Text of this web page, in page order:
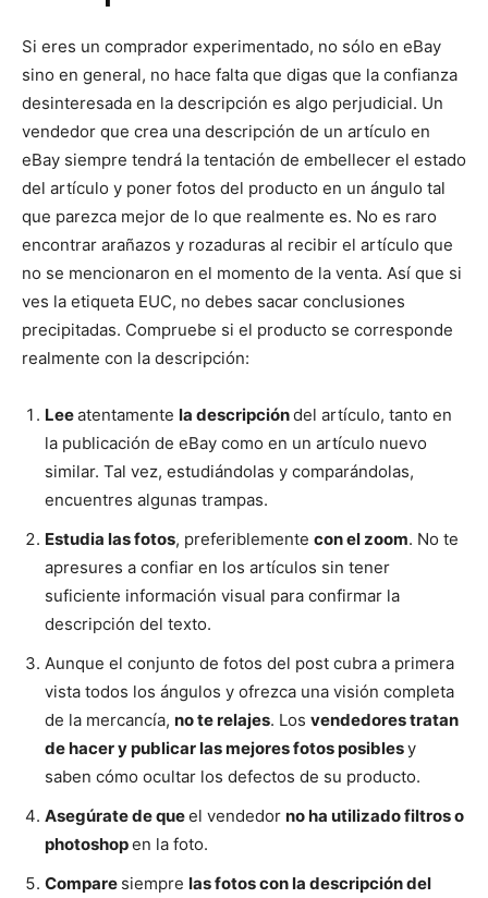
Si eres un comprador experimentado, no sólo en eBay
sino en general, no hace falta que digas que la confianza
desinteresada en la descripción es algo perjudicial. Un
vendedor que crea una descripción de un artículo en
eBay siempre tendrá la tentación de embellecer el estado
del artículo y poner fotos del producto en un ángulo tal
que parezca mejor de lo que realmente es. No es raro
encontrar arañazos y rozaduras al recibir el artículo que
no se mencionaron en el momento de la venta. Así que si
ves la etiqueta EUC, no debes sacar conclusiones
precipitadas. Compruebe si el producto se corresponde
realmente con la descripción:
Leeatentamente la descripcióndel artículo, tanto en
la publicación de eBay como en un artículo nuevo
similar. Tal vez, estudiándolas y comparándolas,
encuentres algunas trampas.
Estudia las fotos, preferiblemente con el zoom. No te
apresures a confiar en los artículos sin tener
suficiente información visual para confirmar la
descripción del texto.
Aunque el conjunto de fotos del post cubra a primera
vista todos los ángulos y ofrezca una visión completa
de la mercancía, no te relajes. Los vendedores tratan
de hacer y publicar las mejores fotos posiblesy
saben cómo ocultar los defectos de su producto.
Asegúrate de queel vendedor no ha utilizado filtros o
photoshopen la foto.
Compare siempre las fotos con la descripción del